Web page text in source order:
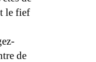
le fief
de